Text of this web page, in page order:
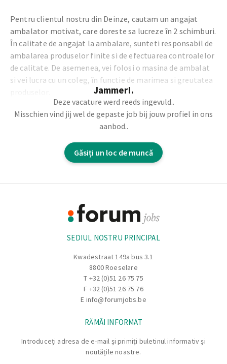
Pentru clientul nostru din Deinze, cautam un angajat
ambalator motivat, care doreste sa lucreze în 2 schimburi.
În calitate de angajat la ambalare, sunteti responsabil de
ambalarea produselor finite si de efectuarea controalelor
de calitate. De asemenea, vei folosi o masina de ambalat
si vei lucra cu un coleg, în functie de marimea si greutatea
Atributii:
Ambalarea produselor finite
Efectuarea controalelor de calitate
greutatea produselor.
Jammer!.
Deze vacature werd reeds ingevuld..
Misschien vind jij wel de gepaste job bij jouw profiel in ons
aanbod..
Găsiți un loc de muncă
SEDIUL NOSTRU PRINCIPAL
Kwadestraat 149a bus 3.1
8800 Roeselare
T +32 (0)51 26 75 75
F +32 (0)51 26 75 76
E info@forumjobs.be
RĂMÂI INFORMAT
Introduceți adresa de e-mail și primiți buletinul informativ și
noutățile noastre.